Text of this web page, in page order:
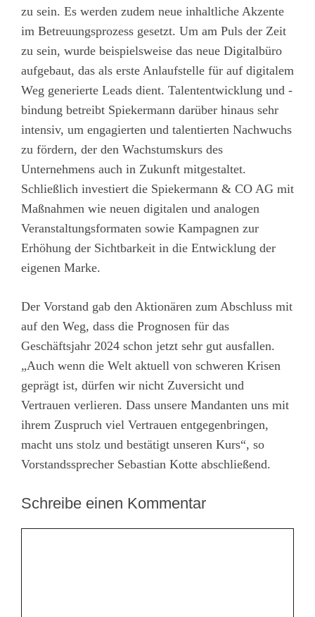
zu sein. Es werden zudem neue inhaltliche Akzente
im Betreuungsprozess gesetzt. Um am Puls der Zeit
zu sein, wurde beispielsweise das neue Digitalbüro
aufgebaut, das als erste Anlaufstelle für auf digitalem
Weg generierte Leads dient. Talententwicklung und -
bindung betreibt Spiekermann darüber hinaus sehr
intensiv, um engagierten und talentierten Nachwuchs
zu fördern, der den Wachstumskurs des
Unternehmens auch in Zukunft mitgestaltet.
Schließlich investiert die Spiekermann & CO AG mit
Maßnahmen wie neuen digitalen und analogen
Veranstaltungsformaten sowie Kampagnen zur
Erhöhung der Sichtbarkeit in die Entwicklung der
eigenen Marke.
Der Vorstand gab den Aktionären zum Abschluss mit
auf den Weg, dass die Prognosen für das
Geschäftsjahr 2024 schon jetzt sehr gut ausfallen.
„Auch wenn die Welt aktuell von schweren Krisen
geprägt ist, dürfen wir nicht Zuversicht und
Vertrauen verlieren. Dass unsere Mandanten uns mit
ihrem Zuspruch viel Vertrauen entgegenbringen,
macht uns stolz und bestätigt unseren Kurs“, so
Vorstandssprecher Sebastian Kotte abschließend.
Schreibe einen Kommentar